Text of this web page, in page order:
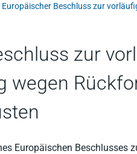
zur
wegen
Europäischen Beschlusses